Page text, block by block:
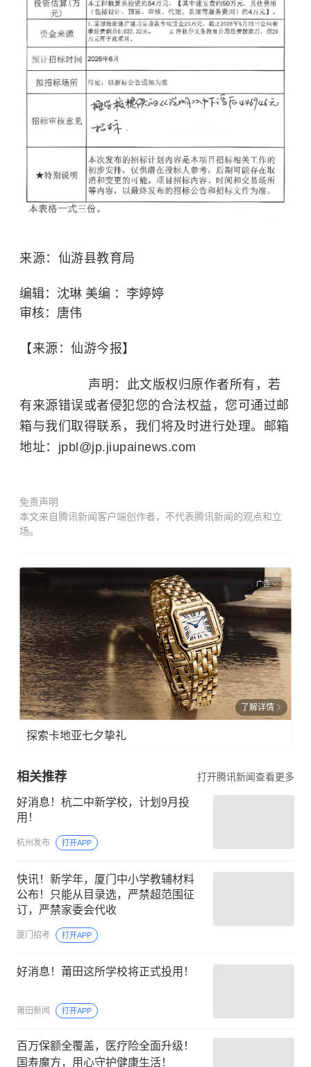
来源： 仙游县教育局
编辑：沈琳 美编 ：李婷婷
审核：唐伟
【来源：仙游今报】
声明：此文版权归原作者所有，若
有来源错误或者侵犯您的合法权益，您可通过邮
箱与我们取得联系，我们将及时进行处理。邮箱
地址：jpbl@jp.jiupainews.com
免责声明
本文来自腾讯新闻客户端创作者，不代表腾讯新闻的观点和立
场。
广告
了解详情
探索卡地亚七夕挚礼
相关推荐 打开腾讯新闻查看更多
好消息！杭二中新学校，计划9月投
用！
杭州发布 打开APP
快讯！新学年，厦门中小学教辅材料
公布！只能从目录选，严禁超范围征
订，严禁家委会代收
厦门招考 打开APP
好消息！莆田这所学校将正式投用！
莆田新闻 打开APP
百万保额全覆盖，医疗险全面升级！
国寿魔方，用心守护健康生活！